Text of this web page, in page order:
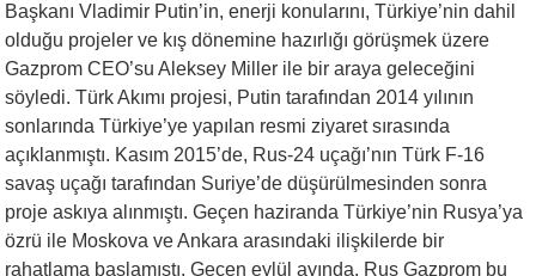
Başkanı Vladimir Putin’in, enerji konularını, Türkiye’nin dahil
olduğu projeler ve kış dönemine hazırlığı görüşmek üzere
Gazprom CEO’su Aleksey Miller ile bir araya geleceğini
söyledi. Türk Akımı projesi, Putin tarafından 2014 yılının
sonlarında Türkiye’ye yapılan resmi ziyaret sırasında
açıklanmıştı. Kasım 2015’de, Rus-24 uçağı’nın Türk F-16
savaş uçağı tarafından Suriye’de düşürülmesinden sonra
proje askıya alınmıştı. Geçen haziranda Türkiye’nin Rusya’ya
özrü ile Moskova ve Ankara arasındaki ilişkilerde bir
rahatlama başlamıştı. Geçen eylül ayında, Rus Gazprom bu